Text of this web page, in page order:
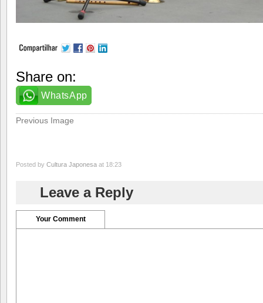
Share on:
WhatsApp
Previous Image
Posted by Cultura Japonesa at 18:23
Leave a Reply
Your Comment